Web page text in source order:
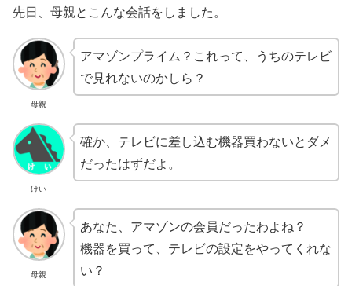
先日、母親とこんな会話をしました。
母親
アマゾンプライム？これって、うちのテレビ
で見れないのかしら？
けい
確か、テレビに差し込む機器買わないとダメ
だったはずだよ。
母親
あなた、アマゾンの会員だったわよね？
機器を買って、テレビの設定をやってくれな
い？